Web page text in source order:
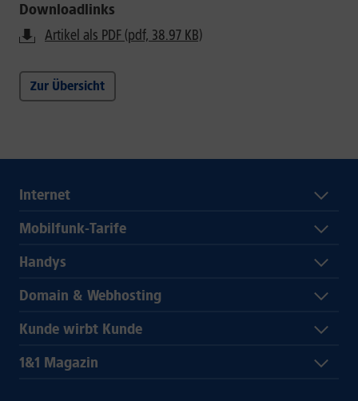
Downloadlinks
Artikel als PDF (pdf, 38.97 KB)
Zur Übersicht
Internet
Mobilfunk-Tarife
Handys
Domain & Webhosting
Kunde wirbt Kunde
1&1 Magazin